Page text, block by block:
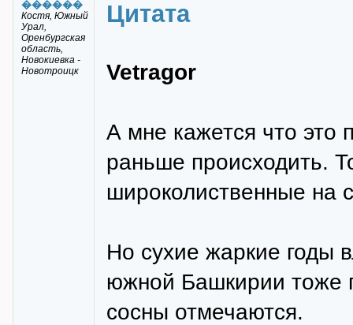
������
Костя, Южный
Урал,
Оренбургская
область,
Новокиевка -
Новотроицк
Цитата
Vetragor
А мне кажется что это
раньше происходить.
широколиственные на
Но сухие жаркие годы
южной Башкирии тоже
сосны отмечаются.